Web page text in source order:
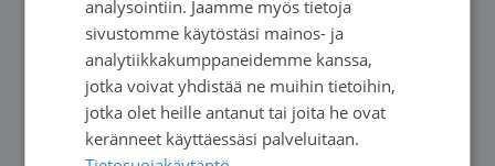
3,00 €
Määrä
analysointiin. Jaamme myös tietoja
sivustomme käytöstäsi mainos- ja
analytiikkakumppaneidemme kanssa,
jotka voivat yhdistää ne muihin tietoihin,
jotka olet heille antanut tai joita he ovat
keränneet käyttäessäsi palveluitaan.